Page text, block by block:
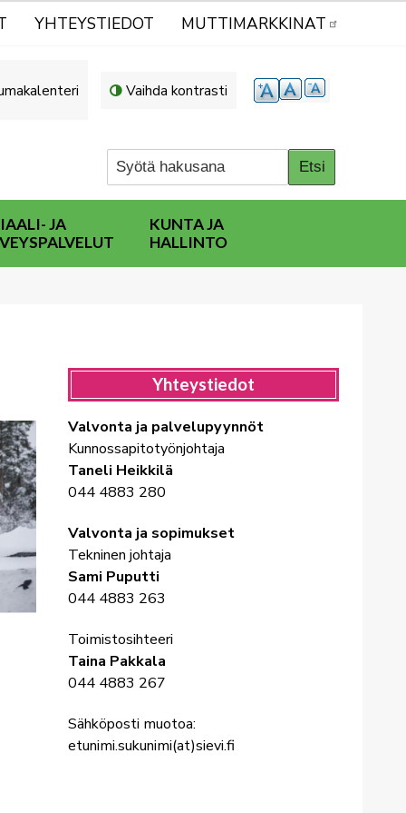
YHTEYSTIEDOT MUTTIMARKKINAT
Vaihda kontrasti
JA
KUNTA JA
HALLINTO
Yhteystiedot
Valvonta ja palvelupyynnöt
Kunnossapitotyönjohtaja
Taneli Heikkilä
044 4883 280
Valvonta ja sopimukset
Tekninen johtaja
Sami Puputti
044 4883 263
Toimistosihteeri
Taina Pakkala
044 4883 267
Sähköposti muotoa:
etunimi.sukunimi(at)sievi.fi